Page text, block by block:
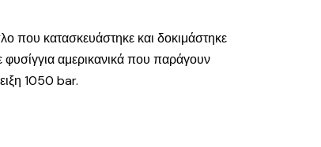
που κατασκευάστηκε και δοκιμάστηκε
φυσίγγια αμερικανικά που παράγουν
1050 bar.